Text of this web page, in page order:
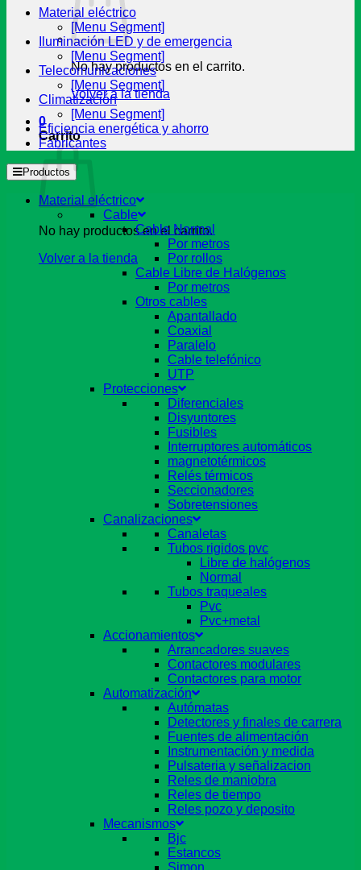
No hay productos en el carrito.
Volver a la tienda
0
Carrito
No hay productos en el carrito.
Volver a la tienda
Material eléctrico
[Menu Segment]
Iluminación LED y de emergencia
[Menu Segment]
Telecomunicaciones
[Menu Segment]
Climatización
[Menu Segment]
Eficiencia energética y ahorro
Fabricantes
Productos
Material eléctrico
Cable
Cable Normal
Por metros
Por rollos
Cable Libre de Halógenos
Por metros
Otros cables
Apantallado
Coaxial
Paralelo
Cable telefónico
UTP
Protecciones
Diferenciales
Disyuntores
Fusibles
Interruptores automáticos
magnetotérmicos
Relés térmicos
Seccionadores
Sobretensiones
Canalizaciones
Canaletas
Tubos rigidos pvc
Libre de halógenos
Normal
Tubos traqueales
Pvc
Pvc+metal
Accionamientos
Arrancadores suaves
Contactores modulares
Contactores para motor
Automatización
Autómatas
Detectores y finales de carrera
Fuentes de alimentación
Instrumentación y medida
Pulsateria y señalizacion
Reles de maniobra
Reles de tiempo
Reles pozo y deposito
Mecanismos
Bjc
Estancos
Simon